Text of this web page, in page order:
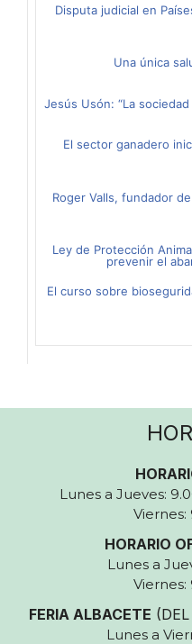
Disputa judicial en
Una única
Jesús Usón: “La
El sector ganadero
Roger Valls, fundador
Ley de Protección
prevenir el
El curso sobre
Lunes a Jueves:
Viernes:
HORARIO
Lunes a
Viernes:
FERIA ALBACETE
Lunes a